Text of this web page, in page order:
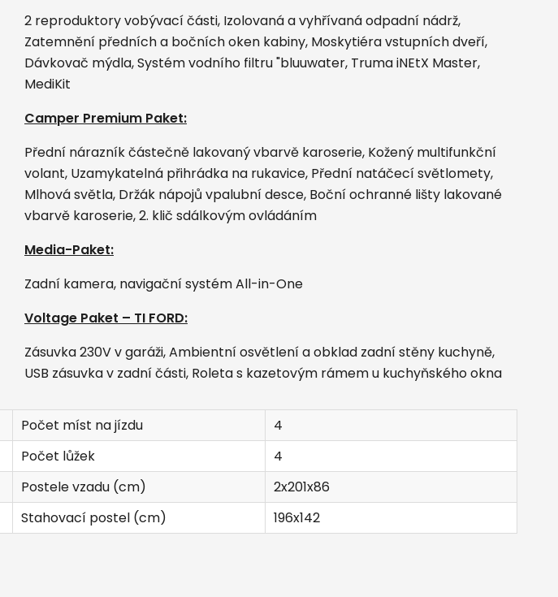
2 reproduktory vobývací části, Izolovaná a vyhřívaná odpadní nádrž,
Zatemnění předních a bočních oken kabiny, Moskytiéra vstupních dveří,
Dávkovač mýdla, Systém vodního filtru "bluuwater, Truma iNEtX Master,
MediKit
Camper Premium Paket:
Přední nárazník částečně lakovaný vbarvě karoserie, Kožený multifunkční
volant, Uzamykatelná přihrádka na rukavice, Přední natáčecí světlomety,
Mlhová světla, Držák nápojů vpalubní desce, Boční ochranné lišty lakované
vbarvě karoserie, 2. klič sdálkovým ovládáním
Media-Paket:
Zadní kamera, navigační systém All-in-One
Voltage Paket – TI FORD:
Zásuvka 230V v garáži, Ambientní osvětlení a obklad zadní stěny kuchyně,
USB zásuvka v zadní části, Roleta s kazetovým rámem u kuchyňského okna
Počet míst na jízdu
4
Počet lůžek
4
Postele vzadu (cm)
2x201x86
Stahovací postel (cm) 196x142